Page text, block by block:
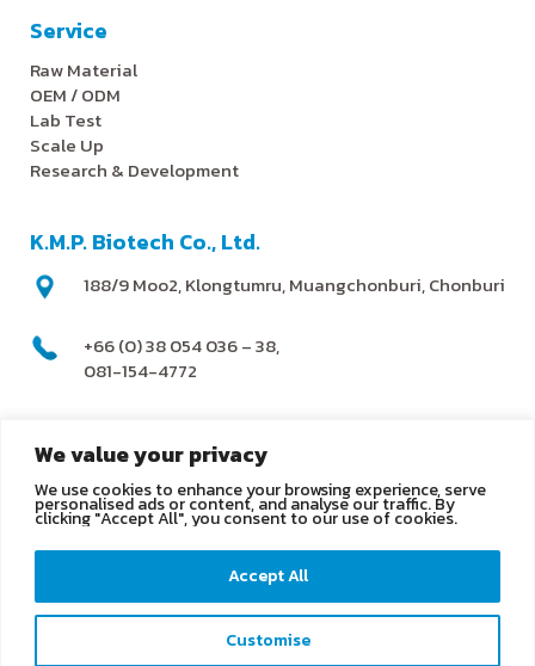
We value your privacy
We use cookies to enhance your browsing experience, serve
personalised ads or content, and analyse our traffic. By
clicking "Accept All", you consent to our use of cookies.
Customise
Accept All
Service
Raw Material
OEM / ODM
Lab Test
Scale Up
Research & Development
K.M.P. Biotech Co., Ltd.
188/9 Moo2, Klongtumru, Muangchonburi, Chonburi
+66 (0) 38 054 036 – 38,
081-154-4772
info@kmpbiotech.com
Kmpbiotech
KMPbiotech